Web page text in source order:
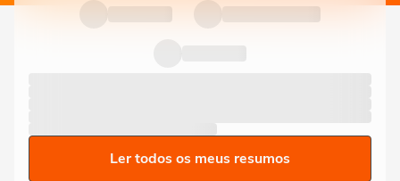
Ler todos os meus resumos